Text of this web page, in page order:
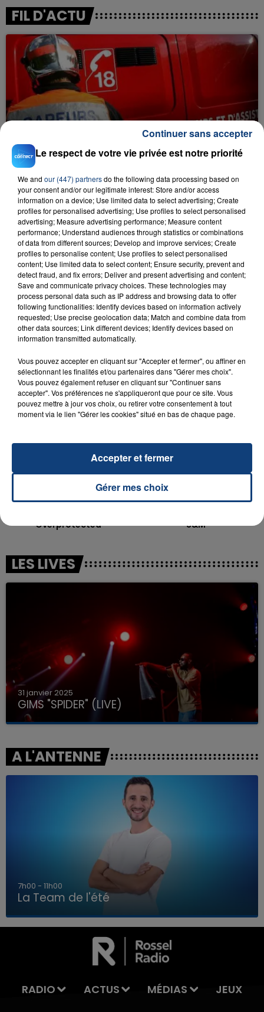
LA TEAM DE L'ÉTÉ
FIL D'ACTU
INCENDIE MORTEL À LENS : UNE FEMME ET
SON BÉBÉ ENTRE LA VIE ET LA...
Un homme s'est immolé par le feu après avoir
aspergé sa compagne et leur bébé de trois mois
d'un liquide inflammable.
20 juillet 2026
UNE ADOLESCENTE DEVANT SE FAIRE
OPÉRER DE LA CHEVILLE RESSORT DE LA...
La famille a porté plainte contre la clinique qui a
reconnu sa responsabilité et présenté ses
TITRES DIFFUSÉS
23h46
23h46
Overprotected
23h42
23h42
S&m
LES LIVES
31 janvier 2025
GIMS "SPIDER" (LIVE)
A L'ANTENNE
7h00 - 11h00
La Team de l'été
RADIO ACTUS MÉDIAS
JEUX
Le respect de votre vie privée est notre priorité
We and our (447) partnersdo the following data processing based on
your consent and/or our legitimate interest: Store and/or access
information on a device; Use limited data to select advertising; Create
profiles for personalised advertising; Use profiles to select personalised
advertising; Measure advertising performance; Measure content
performance; Understand audiences through statistics or combinations
of data from different sources; Develop and improve services; Create
profiles to personalise content; Use profiles to select personalised
content; Use limited data to select content; Ensure security, prevent and
detect fraud, and fix errors; Deliver and present advertising and content;
Save and communicate privacy choices. These technologies may
process personal data such as IP address and browsing data to offer
following functionalities: Identify devices based on information actively
requested; Use precise geolocation data; Match and combine data from
other data sources; Link different devices; Identify devices based on
information transmitted automatically.
Vous pouvez accepter en cliquant sur "Accepter et fermer", ou affiner en
sélectionnant les finalités et/ou partenaires dans "Gérer mes choix".
Vous pouvez également refuser en cliquant sur "Continuer sans
accepter". Vos préférences ne s'appliqueront que pour ce site. Vous
pouvez mettre à jour vos choix, ou retirer votre consentement à tout
moment via le lien "Gérer les cookies" situé en bas de chaque page.
Gérer mes choix
Accepter et fermer
Continuer sans accepter